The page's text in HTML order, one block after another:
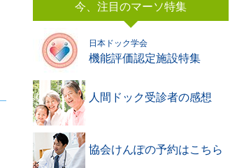
今、注目のマーソ特集
日本ドック学会
機能評価認定施設特集
人間ドック受診者の感想
協会けんぽの予約はこちら